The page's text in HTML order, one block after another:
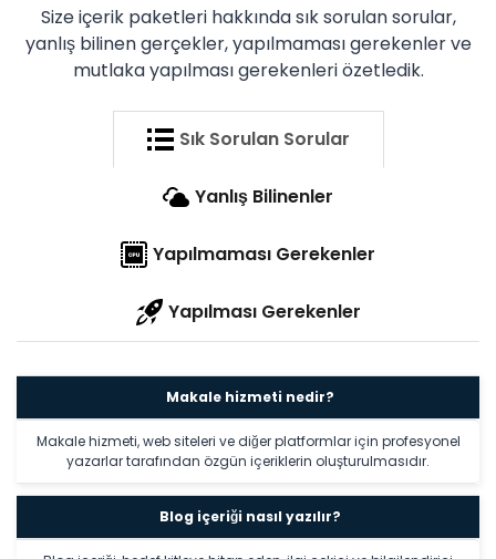
Size içerik paketleri hakkında sık sorulan sorular,
yanlış bilinen gerçekler, yapılmaması gerekenler ve
mutlaka yapılması gerekenleri özetledik.
Sık Sorulan Sorular
Yanlış Bilinenler
Yapılmaması Gerekenler
Yapılması Gerekenler
Makale hizmeti nedir?
Makale hizmeti, web siteleri ve diğer platformlar için profesyonel
yazarlar tarafından özgün içeriklerin oluşturulmasıdır.
Blog içeriği nasıl yazılır?